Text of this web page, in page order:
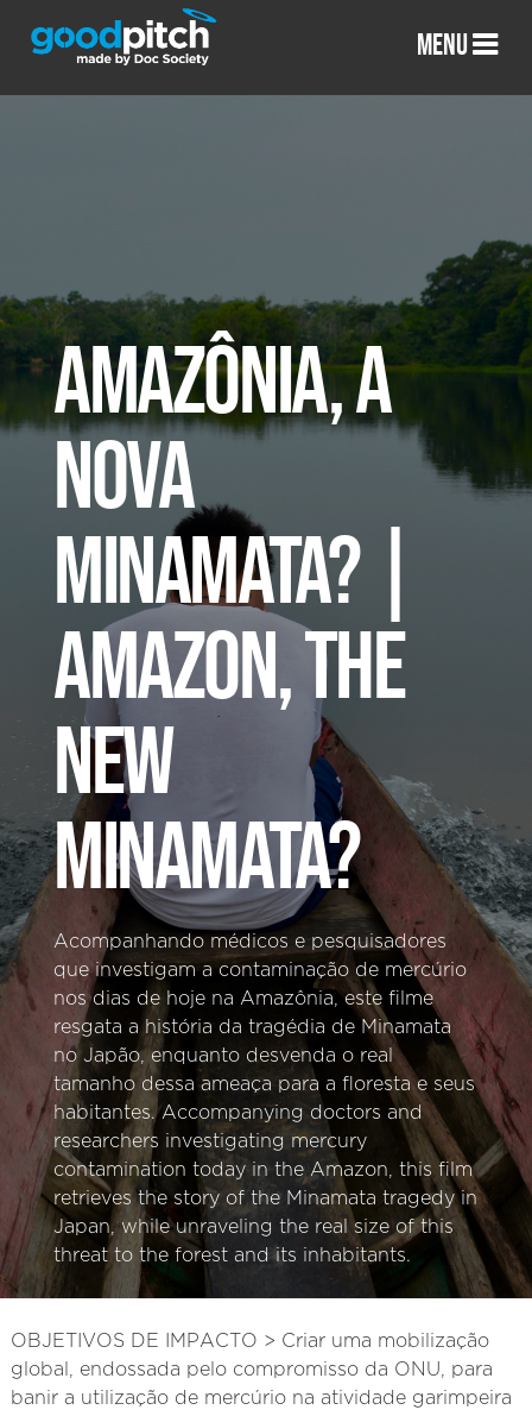
MENU
AMAZÔNIA, A
NOVA
MINAMATA? |
AMAZON, THE
NEW
MINAMATA?
Acompanhando médicos e pesquisadores
que investigam a contaminação de mercúrio
nos dias de hoje na Amazônia, este filme
resgata a história da tragédia de Minamata
no Japão, enquanto desvenda o real
tamanho dessa ameaça para a floresta e seus
habitantes. Accompanying doctors and
researchers investigating mercury
contamination today in the Amazon, this film
retrieves the story of the Minamata tragedy in
Japan, while unraveling the real size of this
threat to the forest and its inhabitants.
OBJETIVOS DE IMPACTO > Criar uma mobilização
global, endossada pelo compromisso da ONU, para
banir a utilização de mercúrio na atividade garimpeira